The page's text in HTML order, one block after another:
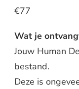
€77
Wat je
Jouw Human
bestand.
Deze is